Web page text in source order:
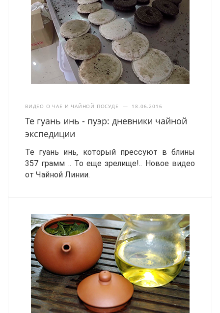
ВИДЕО О ЧАЕ И ЧАЙНОЙ ПОСУДЕ — 18.06.2016
Те гуань инь - пуэр: дневники чайной
экспедиции
Те гуань инь, который прессуют в блины
357 грамм .. То еще зрелище!.. Новое видео
от Чайной Линии.